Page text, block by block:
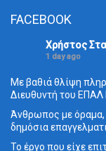
FACEBOOK
Χρήστος
1 day ago
Με βαθιά θλίψη
Διευθυντή του
Άνθρωπος με όραμα,
δημόσια
Το έργο που είχε